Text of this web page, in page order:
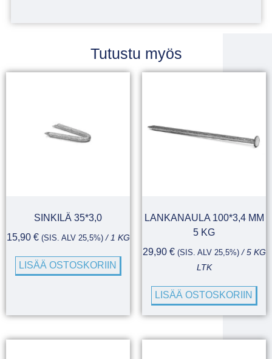
Tutustu myös
SINKILÄ 35*3,0
15,90 € (SIS. ALV 25,5%)/ 1 KG
LISÄÄ OSTOSKORIIN
LANKANAULA 100*3,4 MM
5 KG
29,90 € (SIS. ALV 25,5%)/ 5 KG
LTK
LISÄÄ OSTOSKORIIN